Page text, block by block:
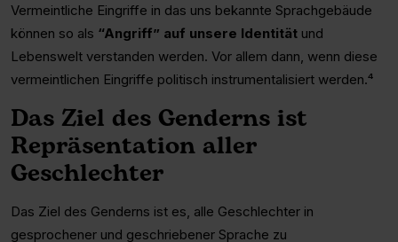
Vermeintliche Eingriffe in das uns bekannte Sprachgebäude
können so als “Angriff” auf unsere Identitätund
Lebenswelt verstanden werden. Vor allem dann, wenn diese
vermeintlichen Eingriffe politisch instrumentalisiert werden.⁴
Das Ziel des Genderns ist
Repräsentation aller
Geschlechter
Das Ziel des Genderns ist es, alle Geschlechter in
gesprochener und geschriebener Sprache zu